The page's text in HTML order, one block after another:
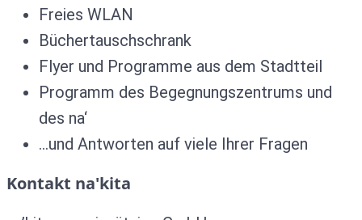
Freies WLAN
Büchertauschschrank
Flyer und Programme aus dem Stadtteil
Programm des Begegnungszentrums und
des na‘
…und Antworten auf viele Ihrer Fragen
Kontakt na'kita